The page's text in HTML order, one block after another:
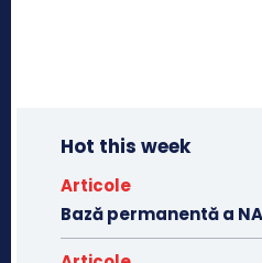
Hot this week
Articole
Bază permanentă a